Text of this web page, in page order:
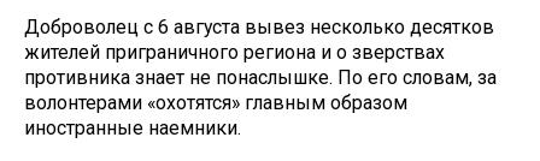
Доброволец с 6 августа вывез несколько десятков
жителей приграничного региона и о зверствах
противника знает не понаслышке. По его словам, за
волонтерами «охотятся» главным образом
иностранные наемники.